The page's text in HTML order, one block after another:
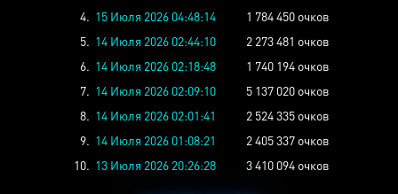
4. 15 Июля 2026 04:48:14
1 784 450 очков
5. 14 Июля 2026 02:44:10
2 273 481 очков
6. 14 Июля 2026 02:18:48
1 740 194 очков
7. 14 Июля 2026 02:09:10
5 137 020 очков
8. 14 Июля 2026 02:01:41
2 524 335 очков
9. 14 Июля 2026 01:08:21
2 405 337 очков
10. 13 Июля 2026 20:26:28 3 410 094 очков